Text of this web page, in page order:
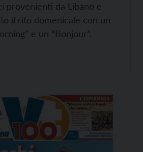
provenienti da Libano e
il rito domenicale con un
e un “Bonjour”.